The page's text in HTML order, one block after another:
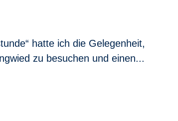
hatte ich die Gelegenheit,
zu besuchen und einen...